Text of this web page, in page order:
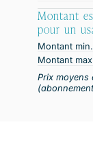
Montant
pour un
Montant
Montant
Prix moyens